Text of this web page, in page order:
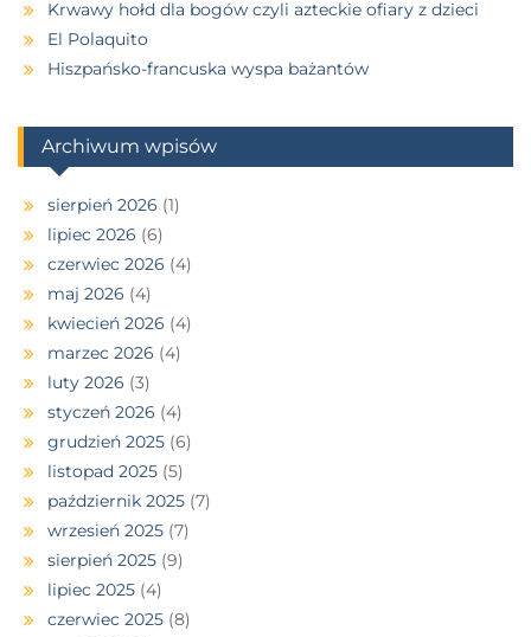
Krwawy hołd dla bogów czyli azteckie ofiary z dzieci
El Polaquito
Hiszpańsko-francuska wyspa bażantów
Archiwum wpisów
sierpień 2026 (1)
lipiec 2026 (6)
czerwiec 2026 (4)
maj 2026 (4)
kwiecień 2026 (4)
marzec 2026 (4)
luty 2026 (3)
styczeń 2026 (4)
grudzień 2025 (6)
listopad 2025 (5)
październik 2025 (7)
wrzesień 2025 (7)
sierpień 2025 (9)
lipiec 2025 (4)
czerwiec 2025 (8)